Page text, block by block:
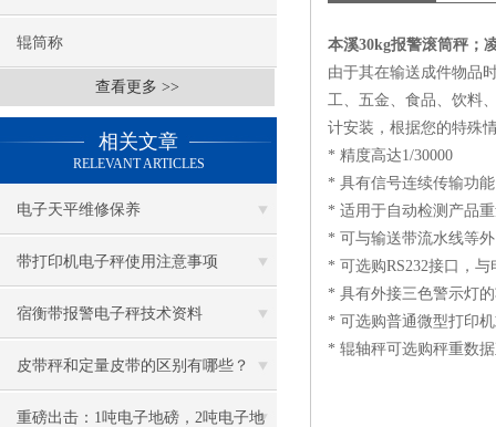
辊筒称
查看更多 >>
相关文章
RELEVANT ARTICLES
电子天平维修保养
带打印机电子秤使用注意事项
宿衡带报警电子秤技术资料
皮带秤和定量皮带的区别有哪些？
重磅出击：1吨电子地磅，2吨电子地
本溪30kg报警滚筒秤；
由于其在输送成件物品
工、五金、食品、饮料
计安装，根据您的特殊
* 精度高达1/30000
* 具有信号连续传输功能
* 适用于自动检测产品
* 可与输送带流水线等
* 可选购RS232接口，
* 具有外接三色警示灯
* 可选购普通微型打印
* 辊轴秤可选购秤重数